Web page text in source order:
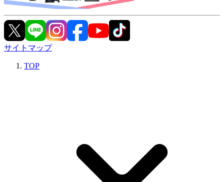
サイトマップ
TOP